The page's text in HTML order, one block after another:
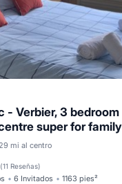
- Verbier, 3
super for
mi al centro
(11 Reseñas)
6 Invitados 1163 pies²
Calefacción
Aparcamiento